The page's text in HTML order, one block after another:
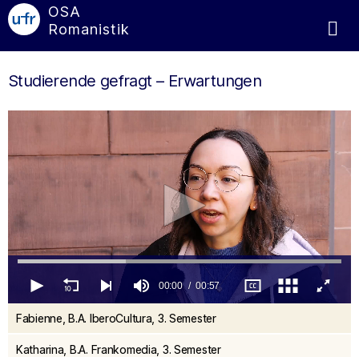
OSA
Romanistik
Studierende gefragt – Erwartungen
seconds
of
57
00:00 00:57
Fabienne, B.A. IberoCultura, 3. Semester
Katharina, B.A. Frankomedia, 3. Semester